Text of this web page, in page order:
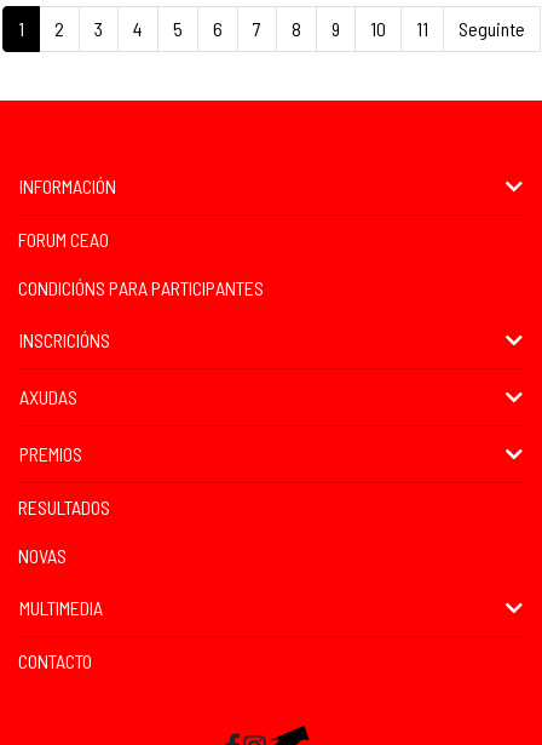
1 2 3 4 5 6 7 8 9 10 11 Seguinte
INFORMACIÓN
FORUM CEAO
CONDICIÓNS PARA PARTICIPANTES
INSCRICIÓNS
AXUDAS
PREMIOS
RESULTADOS
NOVAS
MULTIMEDIA
CONTACTO